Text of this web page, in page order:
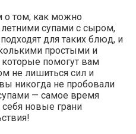
о том, как можно
супами с сыром,
для таких блюд, и
простыми и
помогут вам
не лишиться сил и
никогда не пробовали
— самое время
новые грани